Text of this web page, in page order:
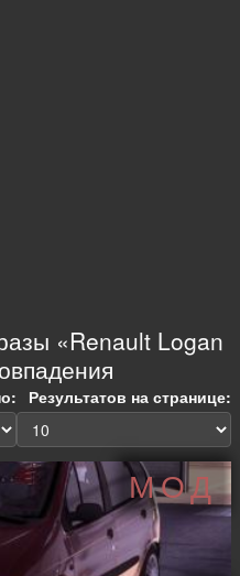
«Renault Logan
Результатов на странице:
МОД